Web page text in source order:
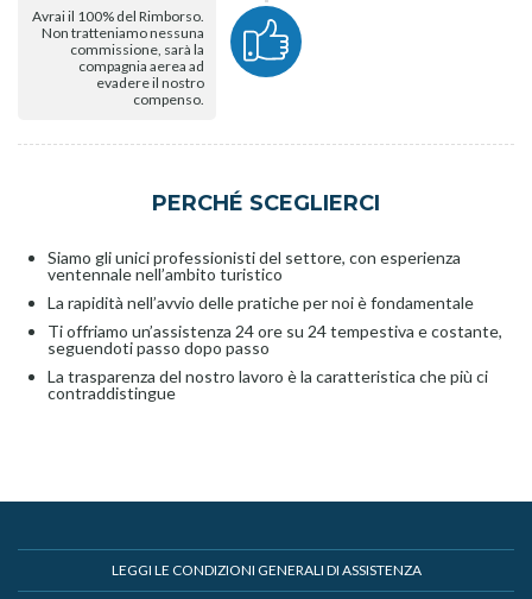
Avrai il 100% del Rimborso.
Non tratteniamo nessuna
commissione, sarà la
compagnia aerea ad
evadere il nostro
compenso.
PERCHÉ SCEGLIERCI
Siamo gli unici professionisti del settore, con esperienza
ventennale nell’ambito turistico
La rapidità nell’avvio delle pratiche per noi è fondamentale
Ti offriamo un’assistenza 24 ore su 24 tempestiva e costante,
seguendoti passo dopo passo
La trasparenza del nostro lavoro è la caratteristica che più ci
contraddistingue
LEGGI LE CONDIZIONI GENERALI DI ASSISTENZA